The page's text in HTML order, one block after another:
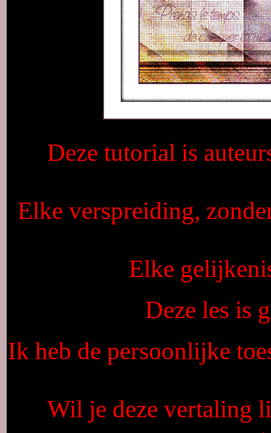
Deze tutorial is
Elke verspreiding,
Elke
Deze les is
Ik heb de persoonlijke
Wil je deze vertaling